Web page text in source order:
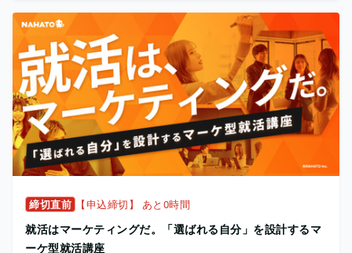
締切直前 【申込締切】 あと0時間
就活はマーケティングだ。「選ばれる自分」を設計するマ
ーケ型就活講座